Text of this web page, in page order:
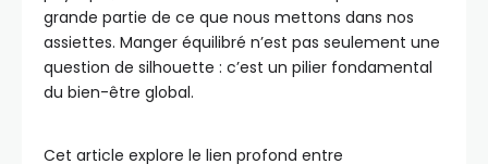
grande partie de ce que nous mettons dans nos
assiettes. Manger équilibré n’est pas seulement une
question de silhouette : c’est un pilier fondamental
du bien-être global.
Cet article explore le lien profond entre